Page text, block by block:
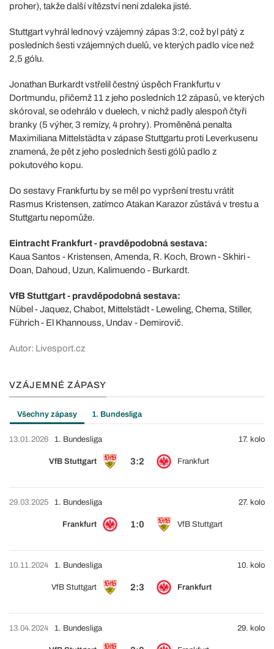
proher), takže další vítězství není zdaleka jisté.
Stuttgart vyhrál lednový vzájemný zápas 3:2, což byl pátý z
posledních šesti vzájemných duelů, ve kterých padlo více než
2,5 gólu.
Jonathan Burkardt vstřelil čestný úspěch Frankfurtu v
Dortmundu, přičemž 11 z jeho posledních 12 zápasů, ve kterých
skóroval, se odehrálo v duelech, v nichž padly alespoň čtyři
branky (5 výher, 3 remízy, 4 prohry). Proměněná penalta
Maximiliana Mittelstädta v zápase Stuttgartu proti Leverkusenu
znamená, že pět z jeho posledních šesti gólů padlo z
pokutového kopu.
Do sestavy Frankfurtu by se měl po vypršení trestu vrátit
Rasmus Kristensen, zatímco Atakan Karazor zůstává v trestu a
Stuttgartu nepomůže.
Eintracht Frankfurt - pravděpodobná sestava:
Kaua Santos - Kristensen, Amenda, R. Koch, Brown - Skhiri -
Doan, Dahoud, Uzun, Kalimuendo - Burkardt.
VfB Stuttgart - pravděpodobná sestava:
Nübel - Jaquez, Chabot, Mittelstädt - Leweling, Chema, Stiller,
Führich - El Khannouss, Undav - Demirovič.
Autor: Livesport.cz
VZÁJEMNÉ ZÁPASY
Všechny zápasy 1. Bundesliga
13.01.2026
VfB Stuttgart 3:2 Frankfurt
1. Bundesliga 17. kolo
29.03.2025
Frankfurt 1:0 VfB Stuttgart
1. Bundesliga 27. kolo
10.11.2024
VfB Stuttgart 2:3 Frankfurt
1. Bundesliga 10. kolo
13.04.2024 1. Bundesliga 29. kolo